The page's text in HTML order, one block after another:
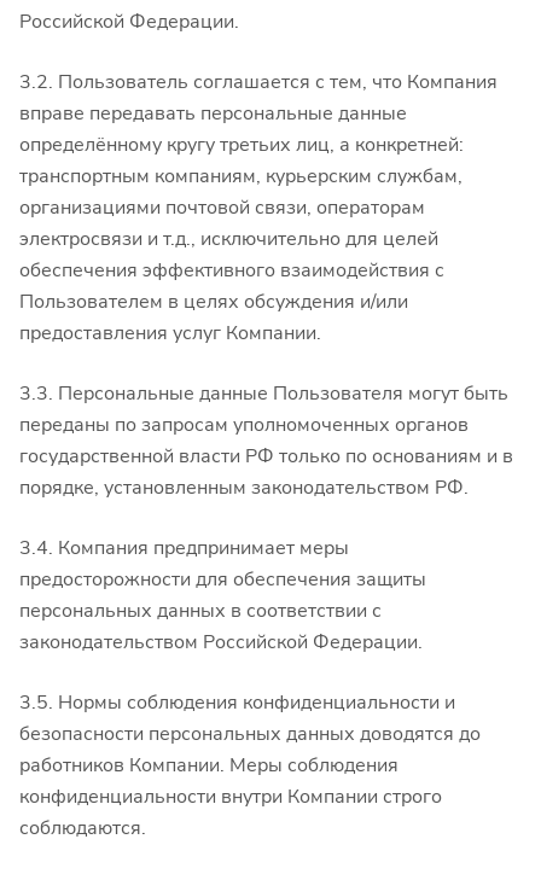
Российской Федерации.
3.2. Пользователь соглашается с тем, что Компания
вправе передавать персональные данные
определённому кругу третьих лиц, а конкретней:
транспортным компаниям, курьерским службам,
организациями почтовой связи, операторам
электросвязи и т.д., исключительно для целей
обеспечения эффективного взаимодействия с
Пользователем в целях обсуждения и/или
предоставления услуг Компании.
3.3. Персональные данные Пользователя могут быть
переданы по запросам уполномоченных органов
государственной власти РФ только по основаниям и в
порядке, установленным законодательством РФ.
3.4. Компания предпринимает меры
предосторожности для обеспечения защиты
персональных данных в соответствии с
законодательством Российской Федерации.
3.5. Нормы соблюдения конфиденциальности и
безопасности персональных данных доводятся до
работников Компании. Меры соблюдения
конфиденциальности внутри Компании строго
соблюдаются.